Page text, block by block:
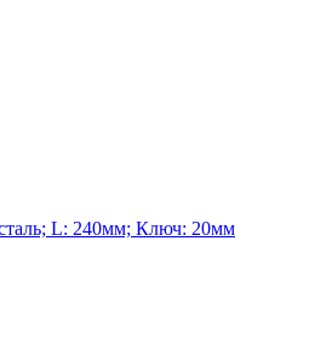
L: 240мм; Ключ: 20мм